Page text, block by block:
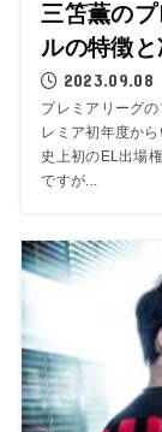
三笘薫の
ルの特徴と
2023.09.08
プレミアリーグ
レミア初年度か
史上初のEL出場
ですが...